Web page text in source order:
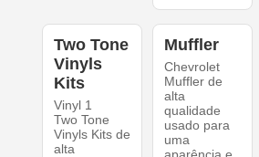
Two Tone
Vinyls
Kits
Vinyl 1
Two Tone
Vinyls Kits de
alta
Muffler
Chevrolet
Muffler de
alta
qualidade
usado para
uma